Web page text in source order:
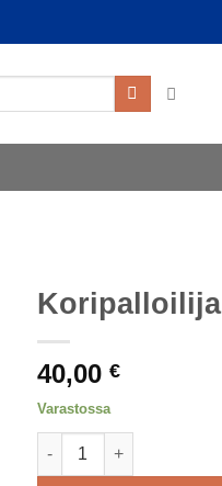
Koripalloilija
40,00 €
Varastossa
Koripalloilija määrä